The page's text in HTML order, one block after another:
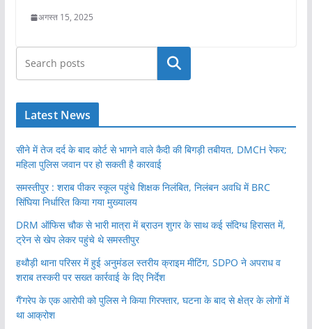
अगस्त 15, 2025
खोजें
Latest News
सीने में तेज दर्द के बाद कोर्ट से भागने वाले कैदी की बिगड़ी तबीयत, DMCH रेफर;
महिला पुलिस जवान पर हो सकती है कारवाई
समस्तीपुर : शराब पीकर स्कूल पहुंचे शिक्षक निलंबित, निलंबन अवधि में BRC
सिंघिया निर्धारित किया गया मुख्यालय
DRM ऑफिस चौक से भारी मात्रा में ब्राउन शुगर के साथ कई संदिग्ध हिरासत में,
ट्रेन से खेप लेकर पहुंचे थे समस्तीपुर
हथौड़ी थाना परिसर में हुई अनुमंडल स्तरीय क्राइम मीटिंग, SDPO ने अपराध व
शराब तस्करी पर सख्त कार्रवाई के दिए निर्देश
गैं’गरेप के एक आरोपी को पुलिस ने किया गिरफ्तार, घटना के बाद से क्षेत्र के लोगों में
था आक्रोश